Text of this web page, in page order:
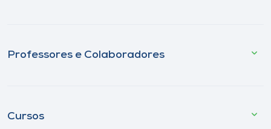
Professores e Colaboradores
Cursos